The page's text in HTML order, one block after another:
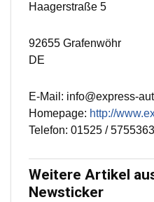
Haagerstraße 5
92655 Grafenwöhr
DE
E-Mail: info@express-
Homepage: http://
Telefon: 01525 / 5755363
Weitere Artikel
Newsticker